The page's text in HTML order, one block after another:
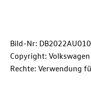
Bild-Nr:
Copyright: Volkswagen
Rechte: Verwendung